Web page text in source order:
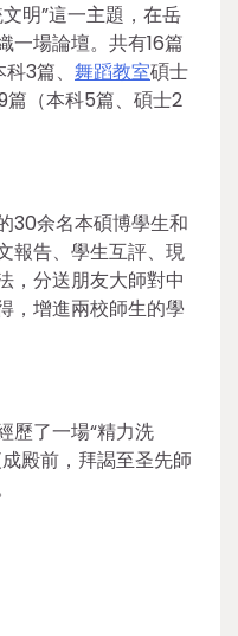
明”這一主題，在岳
一場論壇。共有16篇
3篇、 舞蹈教室碩士
篇（本科5篇、碩士2
30余名本碩博學生和
報告、學生互評、現
，分送朋友大師對中
，增進兩校師生的學
歷了一場“精力洗
殿前，拜謁至圣先師